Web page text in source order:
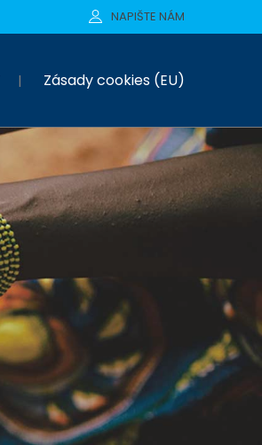
NAPIŠTE NÁM
Zásady cookies (EU)